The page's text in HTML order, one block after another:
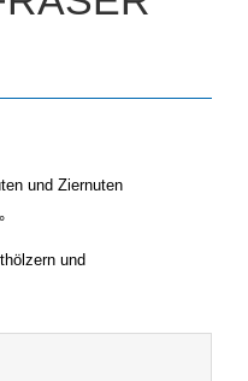
und Ziernuten
und